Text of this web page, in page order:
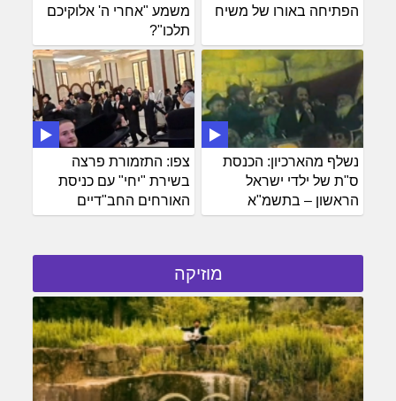
משמע "אחרי ה' אלוקיכם
תלכו"?
הפתיחה באורו של משיח
צפו: התזמורת פרצה
בשירת "יחי" עם כניסת
האורחים החב"דיים
נשלף מהארכיון: הכנסת
ס"ת של ילדי ישראל
הראשון – בתשמ"א
מוזיקה